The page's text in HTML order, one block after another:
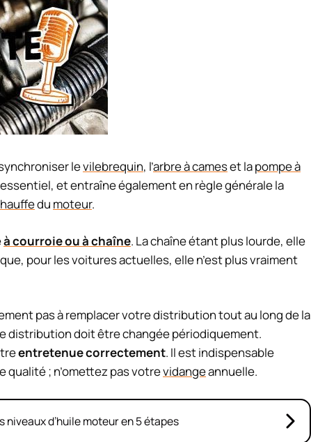
levilebrequin, l’arbre à cameset lapompe à
et entraîne également en règle générale la
du moteur.
à courroie ou à chaîne. La chaîne étant plus lourde, elle
pour les voitures actuelles, elle n’est plus vraiment
pas à remplacer votre distribution tout au long de la
distribution doit être changée périodiquement.
entretenue correctement. Il est indispensable
qualité ; n’omettez pas votrevidangeannuelle.
niveaux d’huile moteur en 5 étapes